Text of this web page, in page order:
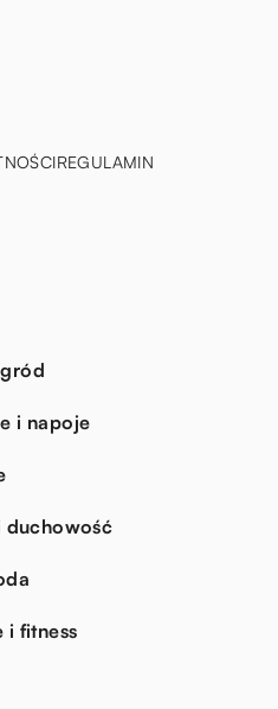
REGULAMIN
i napoje
duchowość
i fitness